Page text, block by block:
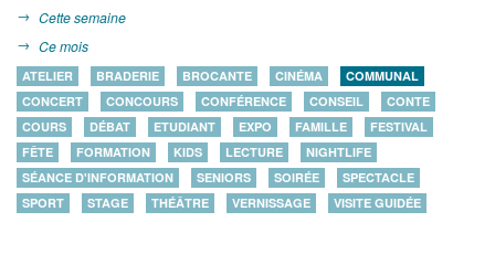
Cette semaine
Ce mois
ATELIER BRADERIE BROCANTE CINÉMA
COMMUNAL
CONCERT
CONCOURS CONFÉRENCE CONSEIL
CONTE
COURS
DÉBAT ETUDIANT EXPO FAMILLE
FESTIVAL
FÊTE
FORMATION KIDS LECTURE
NIGHTLIFE
SÉANCE D'INFORMATION
SENIORS SOIRÉE
SPECTACLE
SPORT
STAGE THÉÂTRE VERNISSAGE VISITE GUIDÉE